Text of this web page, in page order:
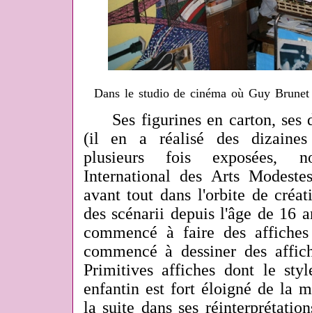
Dans le studio de cinéma où Guy
Ses figurines en carton, ses
(il en a réalisé des
plusieurs fois exposées,
International des Arts
avant tout dans l'orbite de
des scénarii depuis l'âge de 16
commencé à faire des
commencé à dessiner des
Primitives affiches dont le
enfantin est fort éloigné de la
la suite dans ses